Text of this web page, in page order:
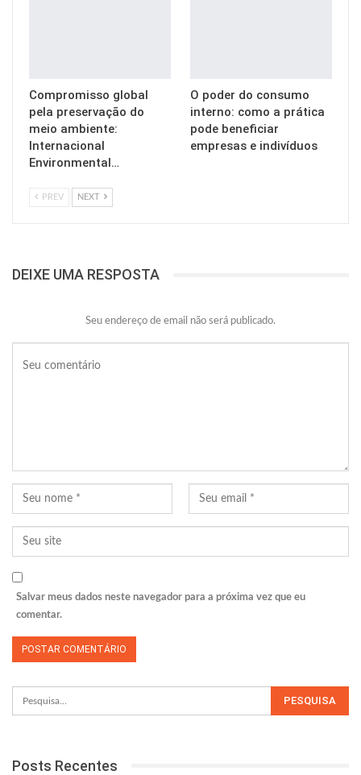
Compromisso global
pela preservação do
meio ambiente:
Internacional
Environmental…
O poder do consumo
interno: como a prática
pode beneficiar
empresas e indivíduos
PREV NEXT
DEIXE UMA RESPOSTA
Seu endereço de email não será publicado.
Salvar meus dados neste navegador para a próxima vez que eu
comentar.
Posts Recentes